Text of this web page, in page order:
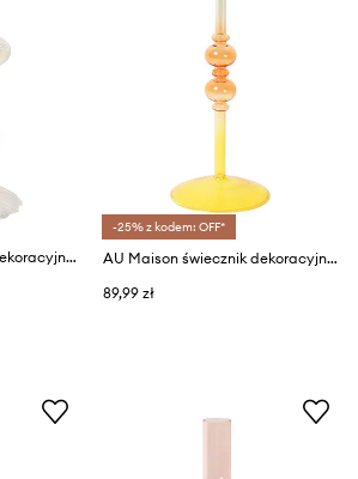
AU Maison świecznik dekoracyjny 22 x 9 cm
-25% z kodem: OFF*
AU Maison świecznik dekoracyjny
89,99 zł